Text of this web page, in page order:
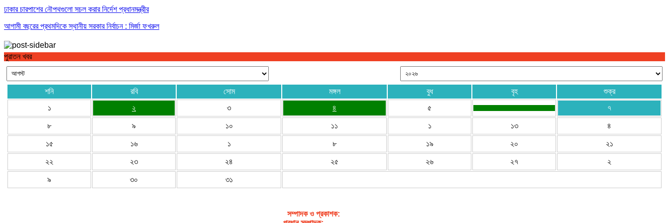
ঢাকার চারপাশের নৌপথগুলো সচল করার নির্দেশ প্রধানমন্ত্রীর
আগামী বছরের প্রথমদিকে স্থানীয় সরকার নির্বাচন : মির্জা ফখরুল
পুরাতন খবর
শনি রবি সোম মঙ্গল বুধ বৃহ
শুক্র
১
২ ৩ ৪ ৫ ৭
৮ ৯ ১০ ১১ ১ ১৩ ৪
১৫ ১৬ ১ ৮ ১৯ ২০ ২১
২২ ২৩ ২৪ ২৫ ২৬ ২৭ ২
৯ ৩০ ৩১
সম্পাদক ও প্রকাশক: